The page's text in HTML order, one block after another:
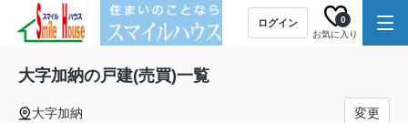
ログイン
お気に入り
0
大字加納の戸建(売買)一覧
大字加納 変更